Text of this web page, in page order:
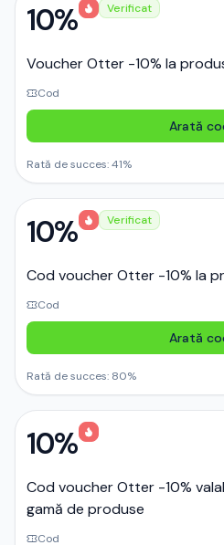
10% Verificat
Voucher Otter -10% la
Cod
Arată
Rată de succes:41%
10% Verificat
Cod voucher Otter -10% la
Cod
Arată
Rată de succes: 80%
10%
Cod voucher Otter -10%
gamă de produse
Cod